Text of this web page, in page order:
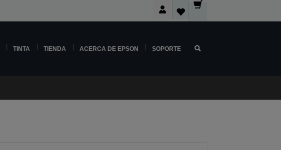
TINTA TIENDA ACERCA DE EPSON SOPORTE